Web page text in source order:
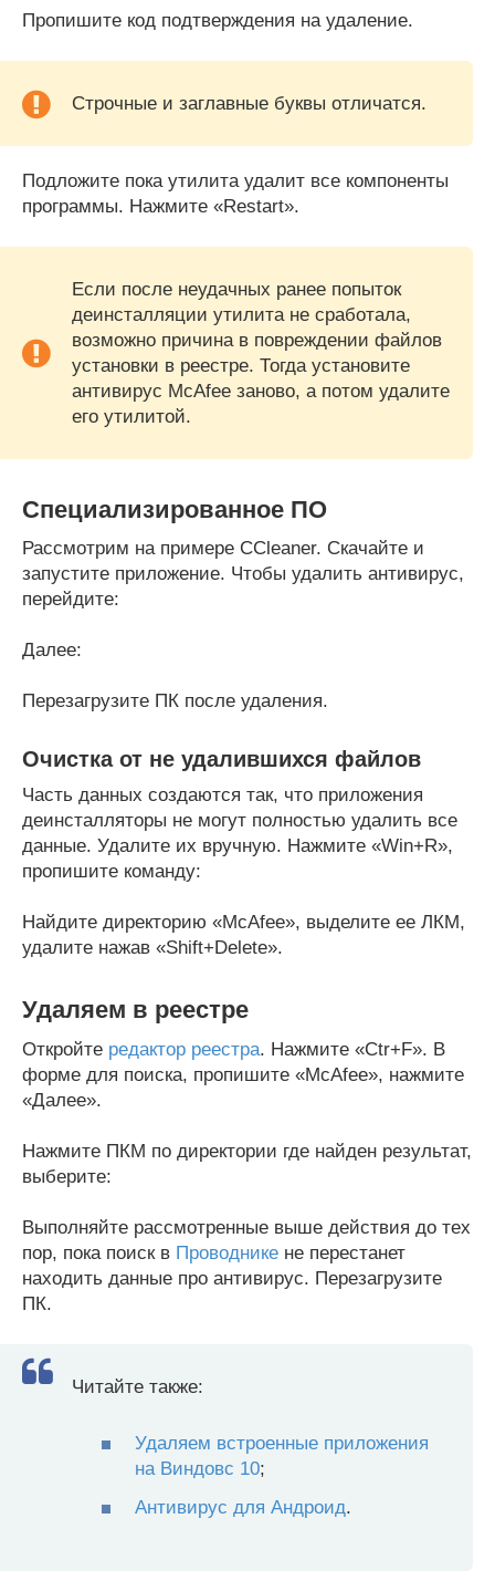
Пропишите код подтверждения на удаление.
Строчные и заглавные буквы отличатся.
Подложите пока утилита удалит все компоненты
программы. Нажмите «Restart».
Если после неудачных ранее попыток
деинсталляции утилита не сработала,
возможно причина в повреждении файлов
установки в реестре. Тогда установите
антивирус McAfee заново, а потом удалите
его утилитой.
Специализированное ПО
Рассмотрим на примере CCleaner. Скачайте и
запустите приложение. Чтобы удалить антивирус,
перейдите:
Далее:
Перезагрузите ПК после удаления.
Очистка от не удалившихся файлов
Часть данных создаются так, что приложения
деинсталляторы не могут полностью удалить все
данные. Удалите их вручную. Нажмите «Win+R»,
пропишите команду:
Найдите директорию «McAfee», выделите ее ЛКМ,
удалите нажав «Shift+Delete».
Удаляем в реестре
Откройте редактор реестра. Нажмите «Ctr+F». В
форме для поиска, пропишите «McAfee», нажмите
«Далее».
Нажмите ПКМ по директории где найден результат,
выберите:
Выполняйте рассмотренные выше действия до тех
пор, пока поиск в Проводнике не перестанет
находить данные про антивирус. Перезагрузите
ПК.
Читайте также:
Удаляем встроенные приложения
на Виндовс 10;
Антивирус для Андроид.